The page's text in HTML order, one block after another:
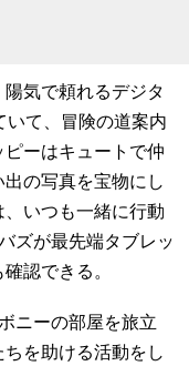
気で頼れるデジタ
て、冒険の道案内
ーはキュートで仲
の写真を宝物にし
いつも一緒に行動
ズが最先端タブレッ
認できる。
ニーの部屋を旅立
を助ける活動をし